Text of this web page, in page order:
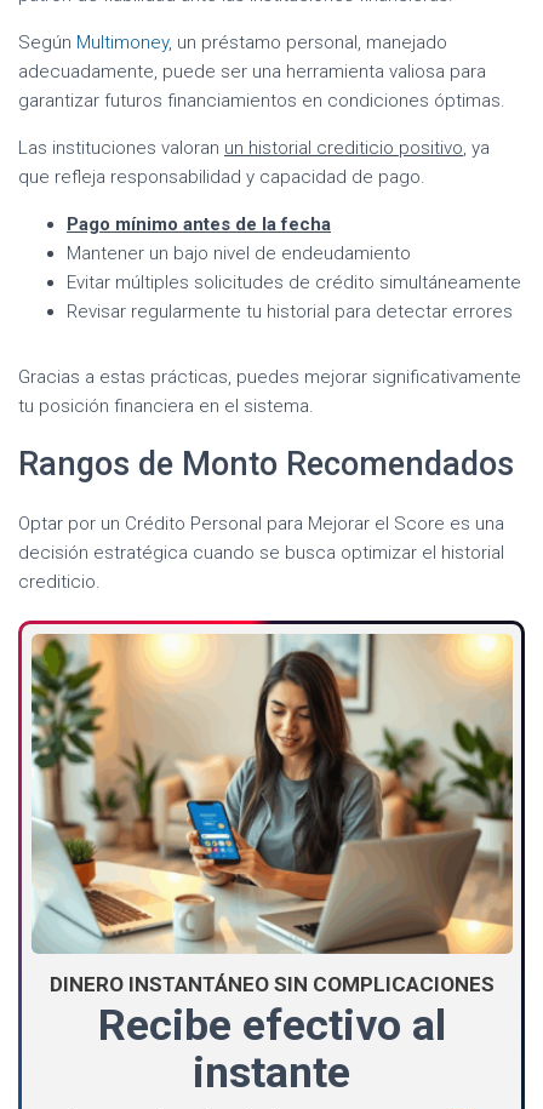
Según Multimoney, un préstamo personal, manejado
adecuadamente, puede ser una herramienta valiosa para
garantizar futuros financiamientos en condiciones óptimas.
Las instituciones valoran un historial crediticio positivo, ya
que refleja responsabilidad y capacidad de pago.
Pago mínimo antes de la fecha
Mantener un bajo nivel de endeudamiento
Evitar múltiples solicitudes de crédito simultáneamente
Revisar regularmente tu historial para detectar errores
Gracias a estas prácticas, puedes mejorar significativamente
tu posición financiera en el sistema.
Rangos de Monto Recomendados
Optar por un Crédito Personal para Mejorar el Score es una
decisión estratégica cuando se busca optimizar el historial
crediticio.
DINERO INSTANTÁNEO SIN COMPLICACIONES
Recibe efectivo al
instante